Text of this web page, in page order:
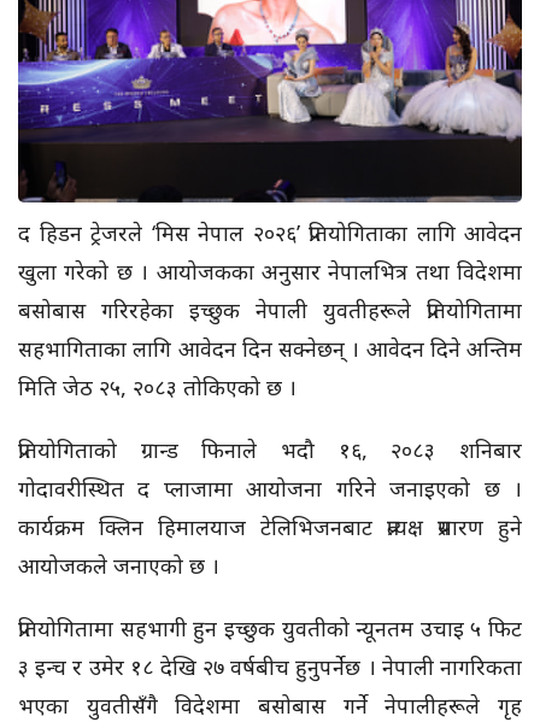
द हिडन ट्रेजरले ‘मिस नेपाल २०२६’ प्रतियोगिताका लागि आवेदन
खुला गरेको छ । आयोजकका अनुसार नेपालभित्र तथा विदेशमा
बसोबास गरिरहेका इच्छुक नेपाली युवतीहरूले प्रतियोगितामा
सहभागिताका लागि आवेदन दिन सक्नेछन् । आवेदन दिने अन्तिम
मिति जेठ २५, २०८३ तोकिएको छ ।
प्रतियोगिताको ग्रान्ड फिनाले भदौ १६, २०८३ शनिबार
गोदावरीस्थित द प्लाजामा आयोजना गरिने जनाइएको छ ।
कार्यक्रम क्लिन हिमालयाज टेलिभिजनबाट प्रत्यक्ष प्रसारण हुने
आयोजकले जनाएको छ ।
प्रतियोगितामा सहभागी हुन इच्छुक युवतीको न्यूनतम उचाइ ५ फिट
३ इन्च र उमेर १८ देखि २७ वर्षबीच हुनुपर्नेछ । नेपाली नागरिकता
भएका युवतीसँगै विदेशमा बसोबास गर्ने नेपालीहरूले गृह